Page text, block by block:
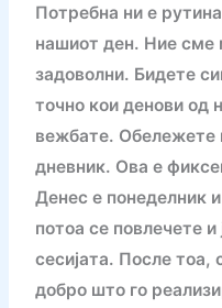
Потребна ни е
нашиот ден. Ние сме
задоволни. Бидете
точно кои денови од
вежбате. Обележете
дневник. Ова е
Денес е понеделник
потоа се повлечете и
сесијата. После тоа,
добро што го